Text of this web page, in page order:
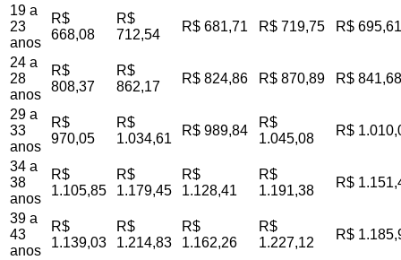
19 a
23
anos
R$
668,08
R$
712,54
R$ 681,71 R$ 719,75 R$ 695,61
24 a
28
anos
R$
808,37
R$
862,17
R$ 824,86 R$ 870,89 R$ 841,68
29 a
33
anos
R$
970,05
R$
1.034,61
R$ 989,84
R$
1.045,08
R$
34 a
38
anos
R$
1.105,85
R$
1.179,45
R$
1.128,41
R$
1.191,38
R$
39 a
43
anos
R$
1.139,03
R$
1.214,83
R$
1.162,26
R$
1.227,12
R$